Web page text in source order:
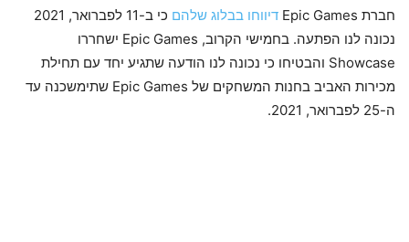
חברת Epic Games דיווחו בבלוג שלהם
כי ב-11 לפברואר, 2021
נכונה לנו הפתעה. בחמישי הקרוב, Epic Games ישחררו
Showcase והבטיחו כי נכונה לנו הודעה שתגיע יחד עם תחילת
מכירות האביב בחנות המשחקים של Epic Games שתימשכנה עד
ה-25 לפברואר, 2021.